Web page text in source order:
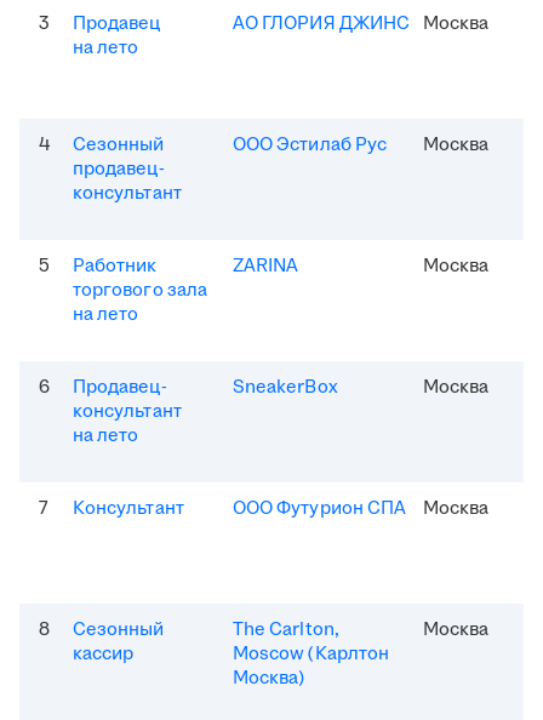
3
Продавец
на лето
АО ГЛОРИЯ ДЖИНС Москва
4
Сезонный
продавец-
консультант
ООО Эстилаб Рус Москва
5
Работник
торгового зала
на лето
ZARINA Москва
6
Продавец-
консультант
на лето
SneakerBox Москва
7 Консультант ООО Футурион СПА Москва
8
Сезонный
кассир
The Carlton,
Moscow (Карлтон
Москва)
Москва